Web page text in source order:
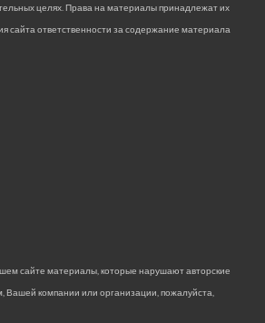
целях. Права на материалы принадлежат их
сайта ответственности за содержание материала
сайте материалы, которые нарушают авторские
компании или организации, пожалуйста,